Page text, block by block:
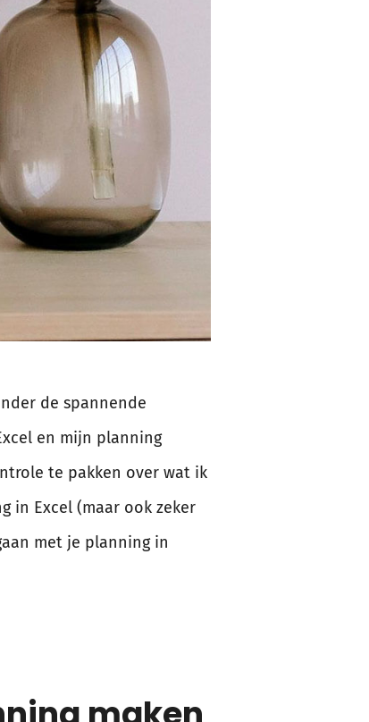
de spannende
en mijn planning
te pakken over wat ik
in Excel (maar ook zeker
met je planning in